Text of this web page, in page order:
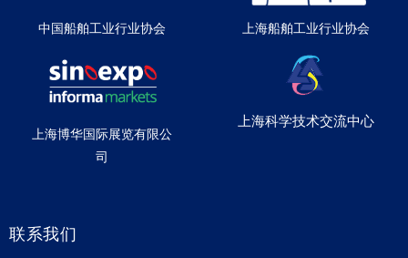
中国船舶工业行业协会
上海博华国际展览有限公
司
上海船舶工业行业协会
上海科学技术交流中心
联系我们